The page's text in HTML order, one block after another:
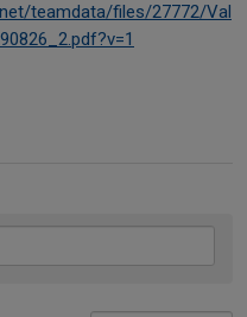
teamdata/files/27772/Val